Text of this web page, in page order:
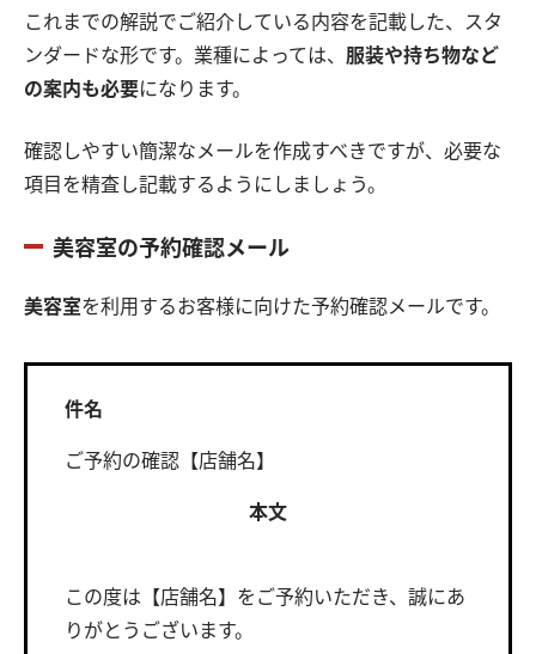
これまでの解説でご紹介している内容を記載した、スタ
ンダードな形です。業種によっては、 服装や持ち物など
の案内も必要になります。
確認しやすい簡潔なメールを作成すべきですが、必要な
項目を精査し記載するようにしましょう。
美容室の予約確認メール
美容室を利用するお客様に向けた予約確認メールです。
件名
ご予約の確認【店舗名】
本文
この度は【店舗名】をご予約いただき、誠にあ
りがとうございます。